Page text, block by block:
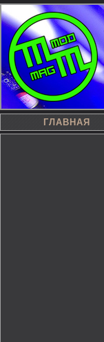
ГЛАВНАЯ